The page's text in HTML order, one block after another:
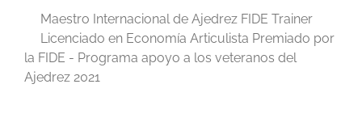
Maestro Internacional de Ajedrez FIDE Trainer
Licenciado en Economía Articulista Premiado por
la FIDE - Programa apoyo a los veteranos del
Ajedrez 2021